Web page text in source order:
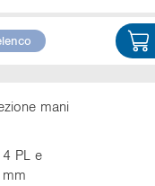
mani
PL e